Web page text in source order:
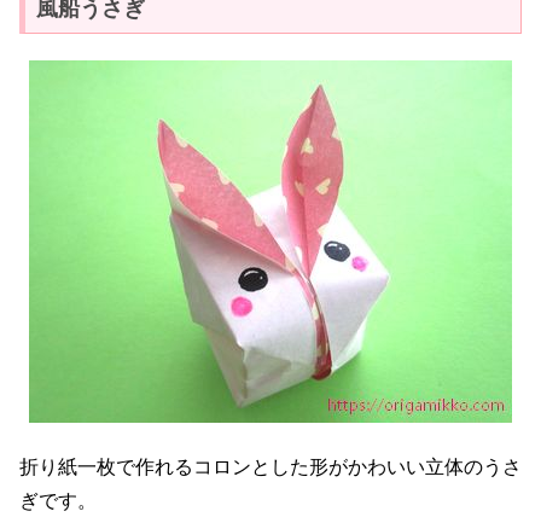
風船うさぎ
折り紙一枚で作れるコロンとした形がかわいい立体のうさ
ぎです。